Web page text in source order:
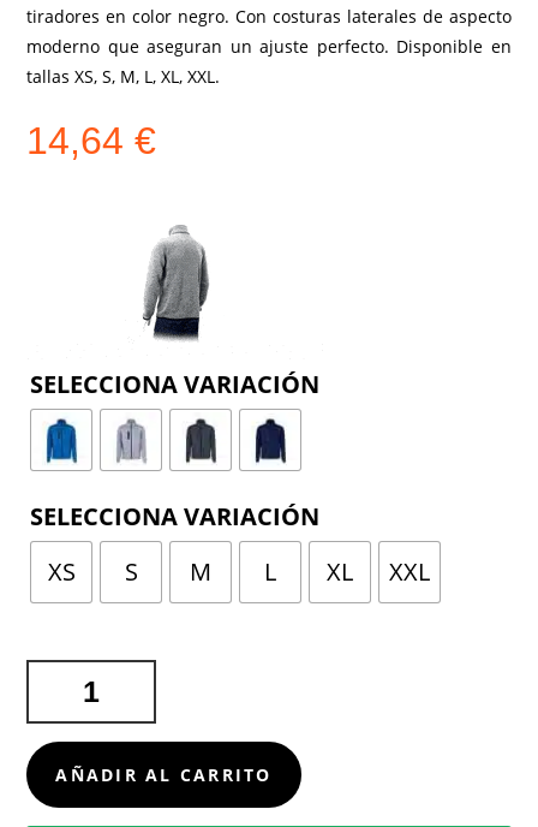
tiradores en color negro. Con costuras laterales de aspecto
moderno que aseguran un ajuste perfecto. Disponible en
tallas XS, S, M, L, XL, XXL.
14,64€
XS
S M L XL XXL
BLOSSOM
CANTIDAD
AÑADIR AL CARRITO